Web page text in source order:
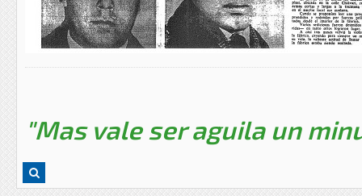
"Mas vale ser aguila un